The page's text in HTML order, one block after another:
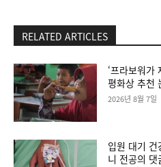
RELATED ARTICLES
‘프라보워
평화상 추천
2026년 8월 7일
입원 대기
니 전공의 댓